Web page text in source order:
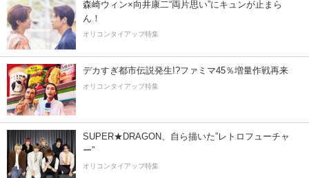
森崎ウィン×向井康二“両片思い”にキュンが止まら
ん！
オリコンタイアップ特集
デカすぎ都市伝説発生!?ファミマ45％増量作戦再来
オリコンタイアップ特集
SUPER★DRAGON、自ら描いた”レトロフューチャ
ー”
オリコンタイアップ特集